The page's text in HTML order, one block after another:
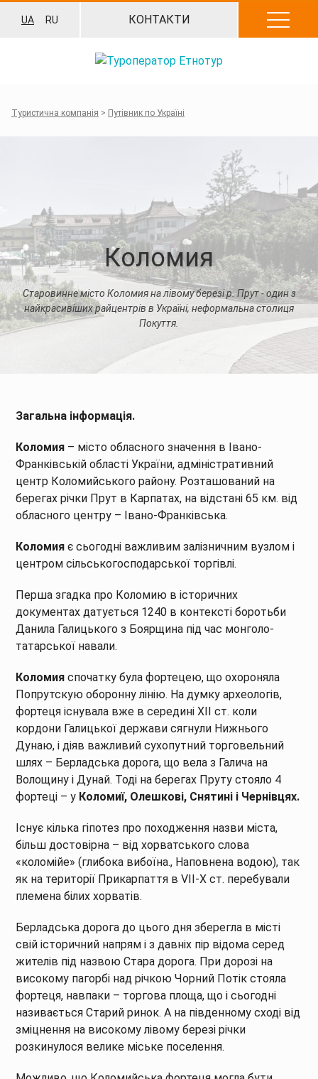
UA RU КОНТАКТИ
Туристична компанія > Путівник по Україні
Коломия
Старовинне місто Коломия на лівому березі р. Прут - один з
найкрасивіших райцентрів в Україні, неформальна столиця
Покуття.
Загальна інформація.
Коломия – місто обласного значення в Івано-
Франківській області України, адміністративний
центр Коломийського району. Розташований на
берегах річки Прут в Карпатах, на відстані 65 км. від
обласного центру – Івано-Франківська.
Коломия є сьогодні важливим залізничним вузлом і
центром сільськогосподарської торгівлі.
Перша згадка про Коломию в історичних
документах датується 1240 в контексті боротьби
Данила Галицького з Боярщина під час монголо-
татарської навали.
Коломия спочатку була фортецею, що охороняла
Попрутскую оборонну лінію. На думку археологів,
фортеця існувала вже в середині XII ст. коли
кордони Галицької держави сягнули Нижнього
Дунаю, і діяв важливий сухопутний торговельний
шлях – Берладська дорога, що вела з Галича на
Волощину і Дунай. Тоді на берегах Пруту стояло 4
фортеці – у Коломиї, Олешкові, Снятині і Чернівцях.
Існує кілька гіпотез про походження назви міста,
більш достовірна – від хорватського слова
«коломійе» (глибока вибоїна., Наповнена водою), так
як на території Прикарпаття в VII-Х ст. перебували
племена білих хорватів.
Берладська дорога до цього дня зберегла в місті
свій історичний напрям і з давніх пір відома серед
жителів під назвою Стара дорога. При дорозі на
високому пагорбі над річкою Чорний Потік стояла
фортеця, навпаки – торгова площа, що і сьогодні
називається Старий ринок. А на південному сході від
зміцнення на високому лівому березі річки
розкинулося велике міське поселення.